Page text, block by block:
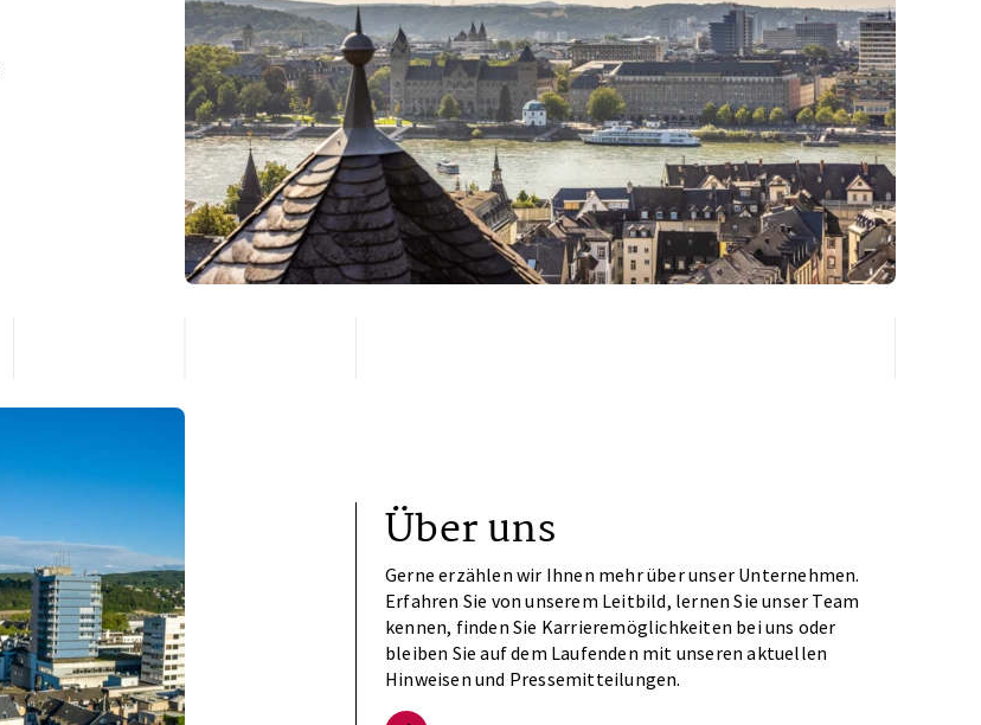
Über uns
Gerne erzählen wir Ihnen mehr über unser Unternehmen.
Erfahren Sie von unserem Leitbild, lernen Sie unser Team
kennen, finden Sie Karrieremöglichkeiten bei uns oder
bleiben Sie auf dem Laufenden mit unseren aktuellen
Hinweisen und Pressemitteilungen.